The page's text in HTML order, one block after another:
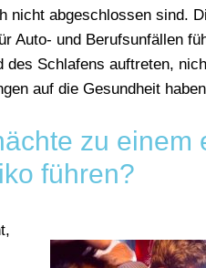
nicht abgeschlossen sind.
Auto- und Berufsunfällen
Schlafens auftreten,
auf die Gesundheit
zu einem
führen?